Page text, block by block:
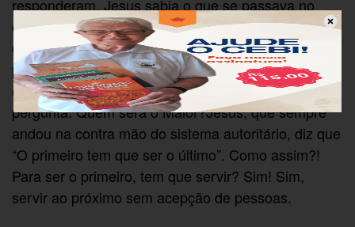
responderam. Jesus sabia o que se passava no
coração deles e o motivo da discussão, pois os
discípulos almejavam o primeiro lugar, até porque,
para eles, o Mestre iria assumir um posto de alto
escalão pela sua popularidade — e daí surgi a
pergunta: Quem será o Maior?Jesus, que sempre
andou na contra mão do sistema autoritário, diz que
“O primeiro tem que ser o último”. Como assim?!
Para ser o primeiro, tem que servir? Sim! Sim,
servir ao próximo sem acepção de pessoas.